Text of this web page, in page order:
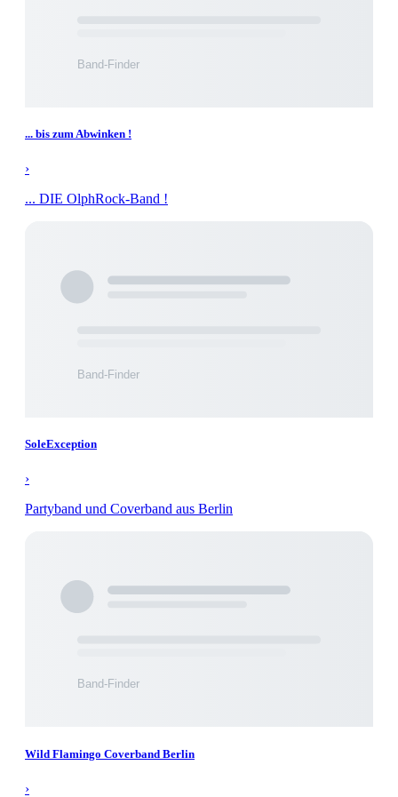
... bis zum Abwinken !
›
... DIE OlphRock-Band !
SoleException
›
Partyband und Coverband aus Berlin
Wild Flamingo Coverband Berlin
›